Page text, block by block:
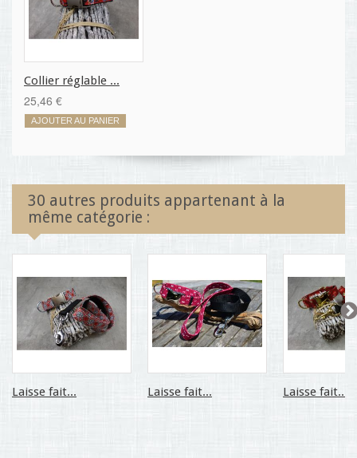
Collier réglable ...
25,46 €
AJOUTER AU PANIER
30 autres produits appartenant à la
même catégorie :
Laisse fait... Laisse fait... Laisse fait...